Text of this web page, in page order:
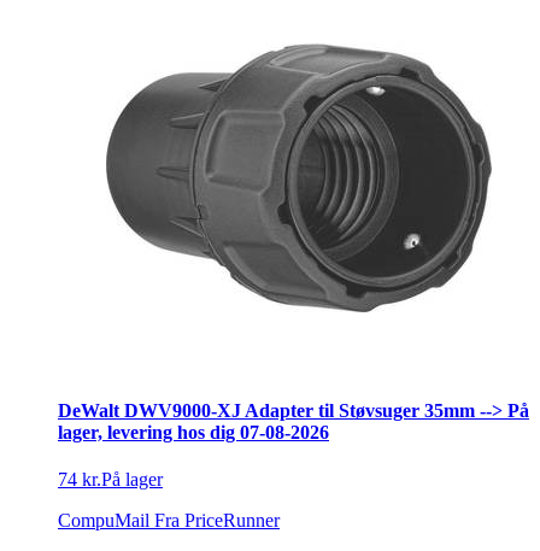
DeWalt DWV9000-XJ Adapter til Støvsuger 35mm --> På
lager, levering hos dig 07-08-2026
74 kr.På lager
CompuMail Fra PriceRunner